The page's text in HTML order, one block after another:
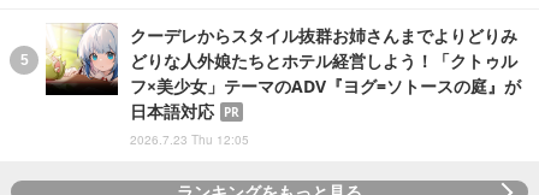
クーデレからスタイル抜群お姉さんまでよりどりみ
どりな人外娘たちとホテル経営しよう！「クトゥル
フ×美少女」テーマのADV『ヨグ=ソトースの庭』が
日本語対応
PR
2026.7.23 Thu 12:05